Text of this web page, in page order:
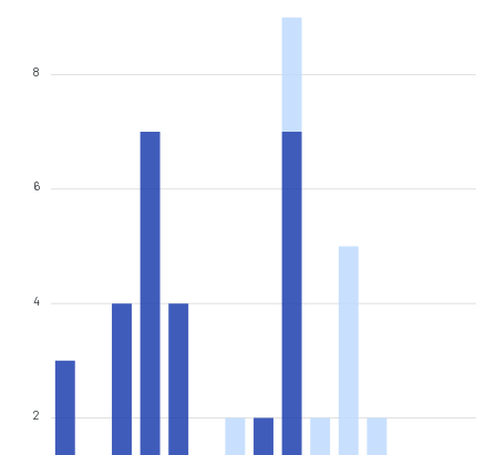
8
6
4
2